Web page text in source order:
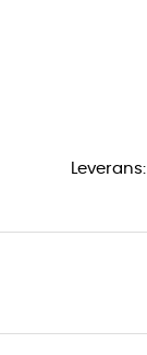
Leverans: